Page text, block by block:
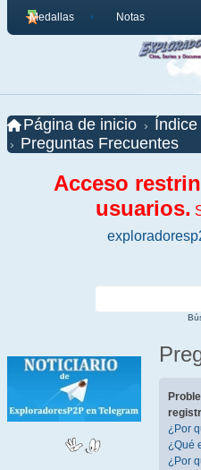
Medallas Notas
Página de inicio
Índice
Preguntas Frecuentes
Acceso
usuarios.
¿Por
¿Qué
¿Por